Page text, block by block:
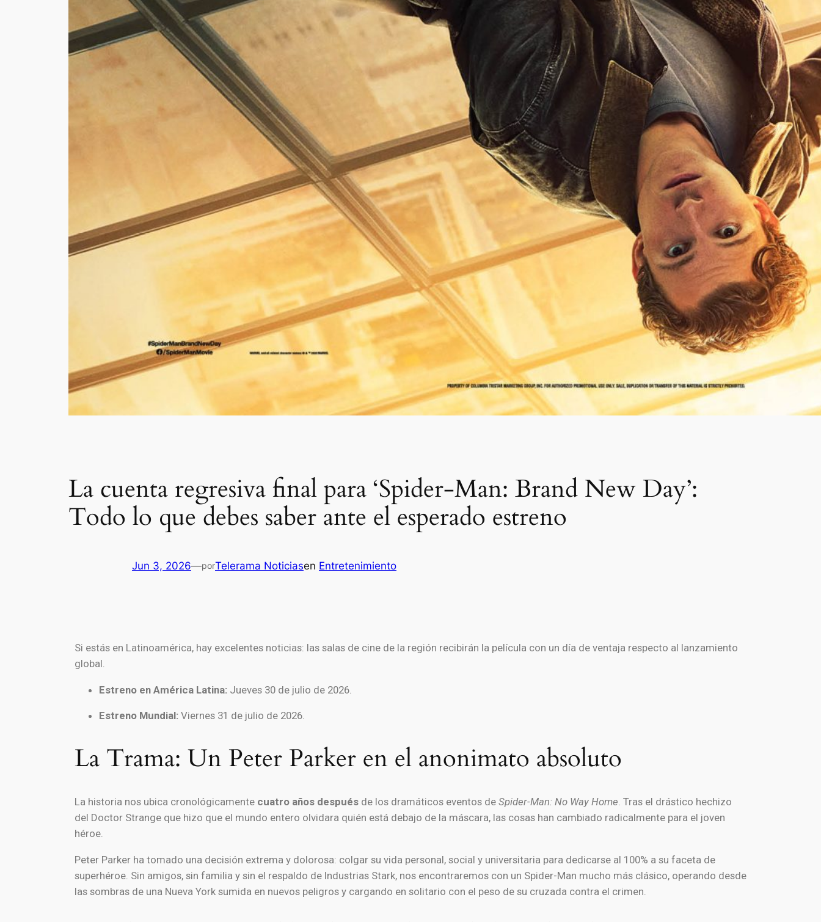
La cuenta regresiva final para ‘Spider-Man: Brand New Day’:
Todo lo que debes saber ante el esperado estreno
Jun 3, 2026—porTelerama Noticiasen Entretenimiento
Si estás en Latinoamérica, hay excelentes noticias: las salas de cine de la región recibirán la película con un día de ventaja respecto al lanzamiento
global.
Estreno en América Latina: Jueves 30 de julio de 2026.
Estreno Mundial: Viernes 31 de julio de 2026.
La Trama: Un Peter Parker en el anonimato absoluto
La historia nos ubica cronológicamente cuatro años después de los dramáticos eventos de Spider-Man: No Way Home . Tras el drástico hechizo
del Doctor Strange que hizo que el mundo entero olvidara quién está debajo de la máscara, las cosas han cambiado radicalmente para el joven
héroe.
Peter Parker ha tomado una decisión extrema y dolorosa: colgar su vida personal, social y universitaria para dedicarse al 100% a su faceta de
superhéroe. Sin amigos, sin familia y sin el respaldo de Industrias Stark, nos encontraremos con un Spider-Man mucho más clásico, operando desde
las sombras de una Nueva York sumida en nuevos peligros y cargando en solitario con el peso de su cruzada contra el crimen.